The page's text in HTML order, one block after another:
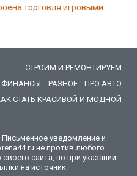
торговля игровыми
СТРОИМ И РЕМОНТИРУЕМ
ФИНАНСЫ РАЗНОЕ
ПРО АВТО
СТАТЬ КРАСИВОЙ И МОДНОЙ
уведомление и
не против любого
сайта, но при указании
на источник.